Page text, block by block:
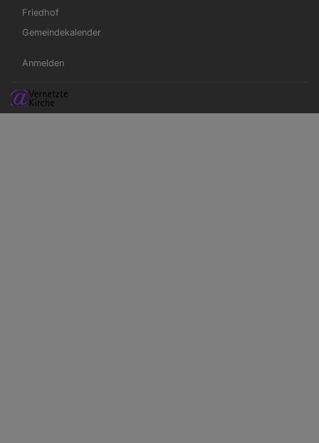
Friedhof
Gemeindekalender
Benutzermenü
Anmelden